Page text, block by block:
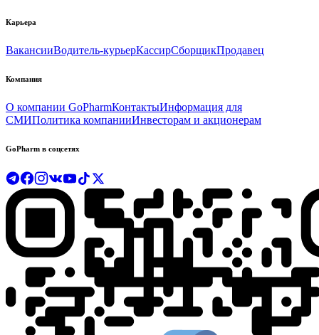
Карьера
ВакансииВодитель-курьерКассирСборщикПродавец
Компания
О компании GoPharmКонтактыИнформация для
СМИПолитика компанииИнвесторам и акционерам
GoPharm в соцсетях